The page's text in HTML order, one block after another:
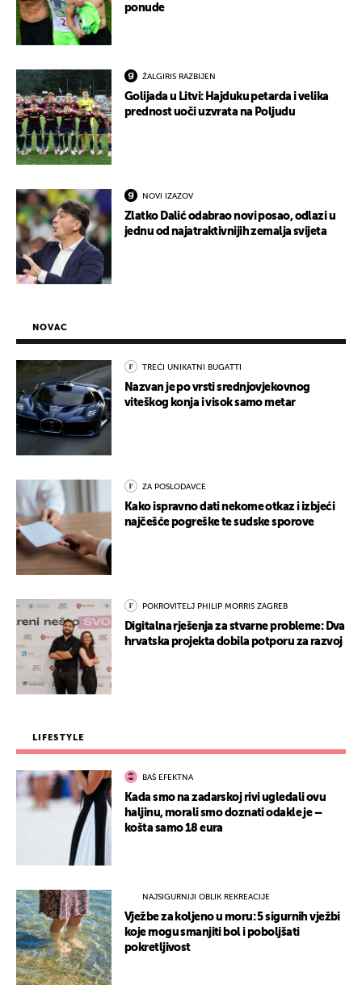
ponude
ŽALGIRIS RAZBIJEN
Golijada u Litvi: Hajduku petarda i velika
prednost uoči uzvrata na Poljudu
NOVI IZAZOV
Zlatko Dalić odabrao novi posao, odlazi u
jednu od najatraktivnijih zemalja svijeta
NOVAC
TREĆI UNIKATNI BUGATTI
Nazvan je po vrsti srednjovjekovnog
viteškog konja i visok samo metar
ZA POSLODAVCE
Kako ispravno dati nekome otkaz i izbjeći
najčešće pogreške te sudske sporove
POKROVITELJ PHILIP MORRIS ZAGREB
Digitalna rješenja za stvarne probleme: Dva
hrvatska projekta dobila potporu za razvoj
LIFESTYLE
BAŠ EFEKTNA
Kada smo na zadarskoj rivi ugledali ovu
haljinu, morali smo doznati odakle je –
košta samo 18 eura
NAJSIGURNIJI OBLIK REKREACIJE
Vježbe za koljeno u moru: 5 sigurnih vježbi
koje mogu smanjiti bol i poboljšati
pokretljivost